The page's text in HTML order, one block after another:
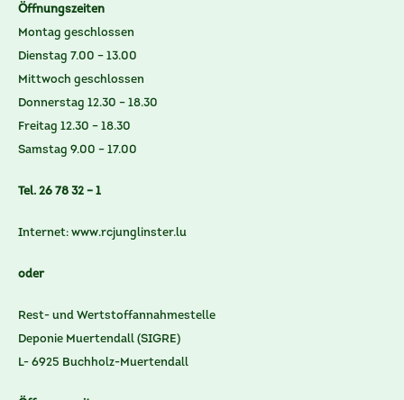
Öffnungszeiten
Montag geschlossen
Dienstag 7.00 – 13.00
Mittwoch geschlossen
Donnerstag 12.30 – 18.30
Freitag 12.30 – 18.30
Samstag 9.00 – 17.00
Tel. 26 78 32 – 1
Internet: www.rcjunglinster.lu
oder
Rest- und Wertstoffannahmestelle
Deponie Muertendall (SIGRE)
L- 6925 Buchholz-Muertendall